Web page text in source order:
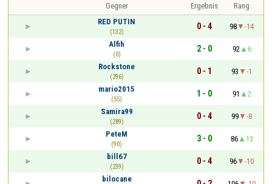
Gegner Ergebnis
Rang
RED PUTIN
(132)
0 - 4 98
-14
Alfih
(0)
2 - 0 92
6
Rockstone
(296)
0 - 1 93
-1
mario2015
(55)
1 - 0 91
2
Samira99
(289)
0 - 4 99
-8
PeteM
(90)
3 - 0 86
13
bill67
(239)
0 - 4 96
-10
bilocane